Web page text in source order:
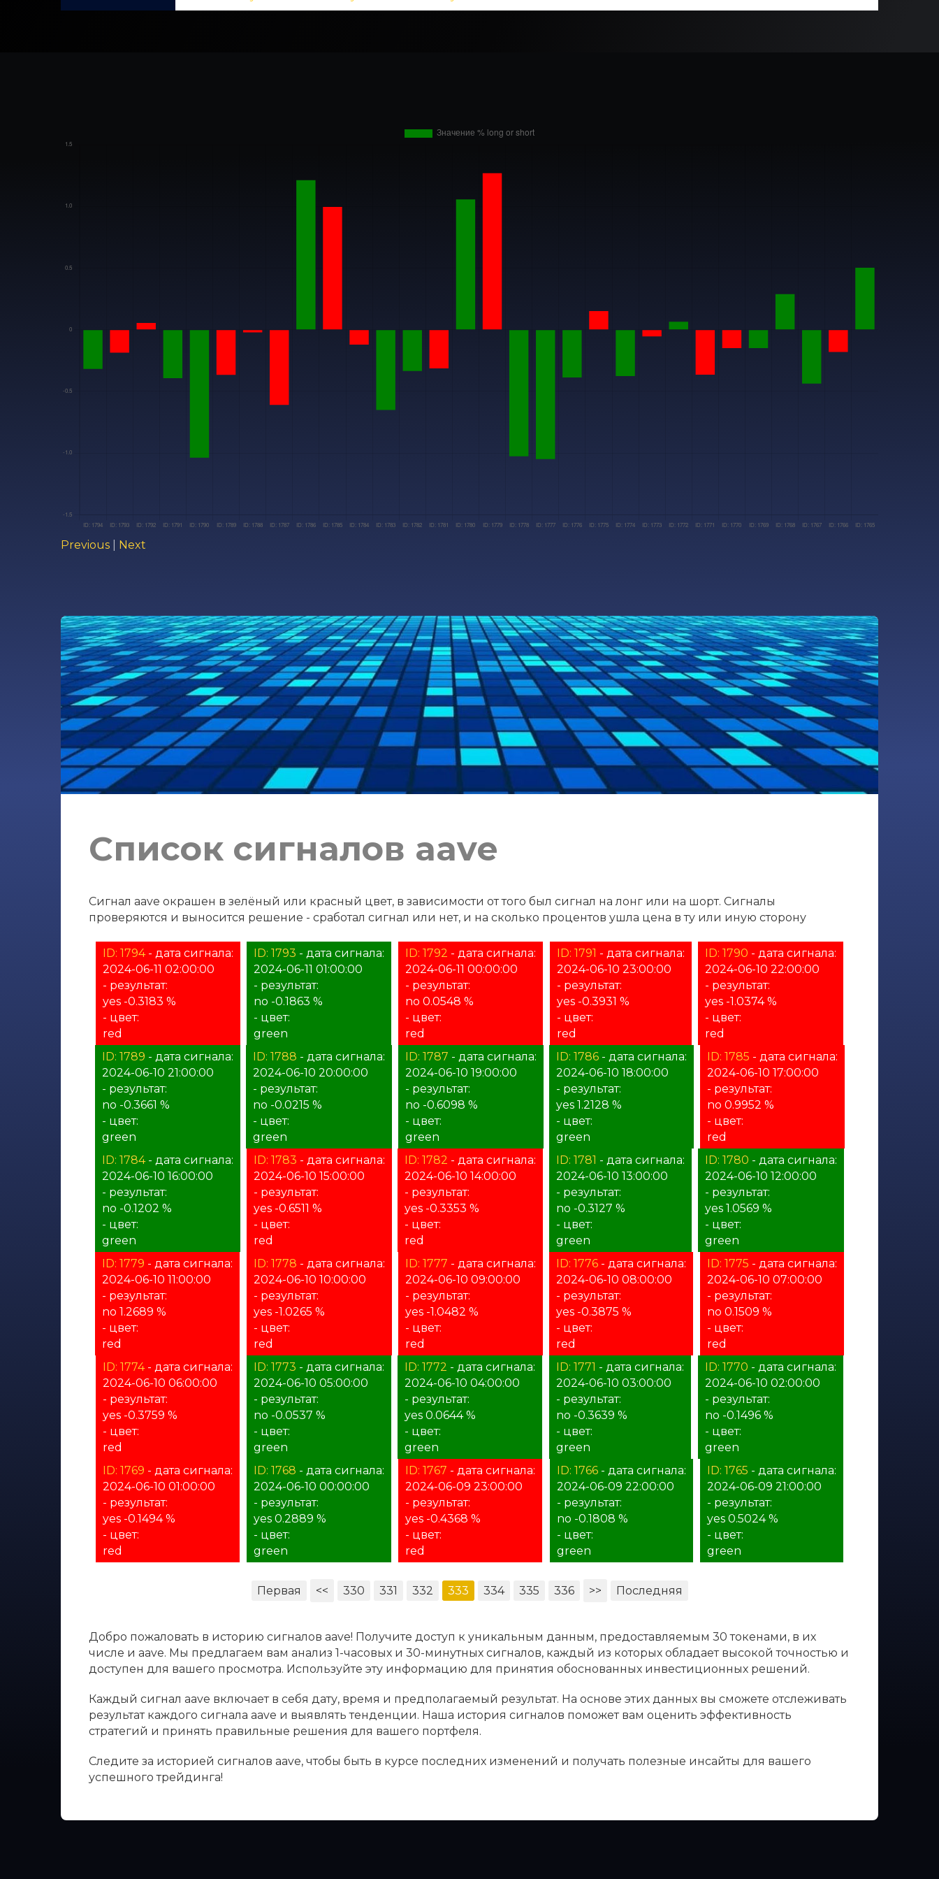
Previous Next
Список сигналов aave
Сигнал aave окрашен в зелёный или красный цвет, в зависимости от того был сигнал на лонг или на шорт. Сигналы
проверяются и выносится решение - сработал сигнал или нет, и на сколько процентов ушла цена в ту или иную сторону
ID: 1794- дата сигнала:
2024-06-11 02:00:00
- результат:
yes -0.3183 %
- цвет:
red
ID: 1793 - дата сигнала:
2024-06-11 01:00:00
- результат:
no -0.1863 %
- цвет:
green
ID: 1792 - дата сигнала:
2024-06-11 00:00:00
- результат:
no 0.0548 %
- цвет:
red
ID: 1791 - дата сигнала:
2024-06-10 23:00:00
- результат:
yes -0.3931 %
- цвет:
red
ID: 1790 - дата сигнала:
2024-06-10 22:00:00
- результат:
yes -1.0374 %
- цвет:
red
ID: 1789 - дата сигнала:
2024-06-10 21:00:00
- результат:
no -0.3661 %
- цвет:
green
ID: 1788 - дата сигнала:
2024-06-10 20:00:00
- результат:
no -0.0215 %
- цвет:
green
ID: 1787 - дата сигнала:
2024-06-10 19:00:00
- результат:
no -0.6098 %
- цвет:
green
ID: 1786 - дата сигнала:
2024-06-10 18:00:00
- результат:
yes 1.2128 %
- цвет:
green
ID: 1785 - дата сигнала:
2024-06-10 17:00:00
- результат:
no 0.9952 %
- цвет:
red
ID: 1784- дата сигнала:
2024-06-10 16:00:00
- результат:
no -0.1202 %
- цвет:
green
ID: 1783 - дата сигнала:
2024-06-10 15:00:00
- результат:
yes -0.6511 %
- цвет:
red
ID: 1782 - дата сигнала:
2024-06-10 14:00:00
- результат:
yes -0.3353 %
- цвет:
red
ID: 1781 - дата сигнала:
2024-06-10 13:00:00
- результат:
no -0.3127 %
- цвет:
green
ID: 1780 - дата сигнала:
2024-06-10 12:00:00
- результат:
yes 1.0569 %
- цвет:
green
ID: 1779 - дата сигнала:
2024-06-10 11:00:00
- результат:
no 1.2689 %
- цвет:
red
ID: 1778 - дата сигнала:
2024-06-10 10:00:00
- результат:
yes -1.0265 %
- цвет:
red
ID: 1777 - дата сигнала:
2024-06-10 09:00:00
- результат:
yes -1.0482 %
- цвет:
red
ID: 1776 - дата сигнала:
2024-06-10 08:00:00
- результат:
yes -0.3875 %
- цвет:
red
ID: 1775 - дата сигнала:
2024-06-10 07:00:00
- результат:
no 0.1509 %
- цвет:
red
ID: 1774- дата сигнала:
2024-06-10 06:00:00
- результат:
yes -0.3759 %
- цвет:
red
ID: 1773 - дата сигнала:
2024-06-10 05:00:00
- результат:
no -0.0537 %
- цвет:
green
ID: 1772 - дата сигнала:
2024-06-10 04:00:00
- результат:
yes 0.0644 %
- цвет:
green
ID: 1771 - дата сигнала:
2024-06-10 03:00:00
- результат:
no -0.3639 %
- цвет:
green
ID: 1770 - дата сигнала:
2024-06-10 02:00:00
- результат:
no -0.1496 %
- цвет:
green
ID: 1769 - дата сигнала:
2024-06-10 01:00:00
- результат:
yes -0.1494 %
- цвет:
red
ID: 1768 - дата сигнала:
2024-06-10 00:00:00
- результат:
yes 0.2889 %
- цвет:
green
ID: 1767 - дата сигнала:
2024-06-09 23:00:00
- результат:
yes -0.4368 %
- цвет:
red
ID: 1766- дата сигнала:
2024-06-09 22:00:00
- результат:
no -0.1808 %
- цвет:
green
ID: 1765 - дата сигнала:
2024-06-09 21:00:00
- результат:
yes 0.5024 %
- цвет:
green
Первая << 330 331 332 333 334 335 336 >> Последняя
Добро пожаловать в историю сигналов aave! Получите доступ к уникальным данным, предоставляемым 30 токенами, в их
числе и aave. Мы предлагаем вам анализ 1-часовых и 30-минутных сигналов, каждый из которых обладает высокой точностью и
доступен для вашего просмотра. Используйте эту информацию для принятия обоснованных инвестиционных решений.
Каждый сигнал aave включает в себя дату, время и предполагаемый результат. На основе этих данных вы сможете отслеживать
результат каждого сигнала aave и выявлять тенденции. Наша история сигналов поможет вам оценить эффективность
стратегий и принять правильные решения для вашего портфеля.
Следите за историей сигналов aave, чтобы быть в курсе последних изменений и получать полезные инсайты для вашего
успешного трейдинга!